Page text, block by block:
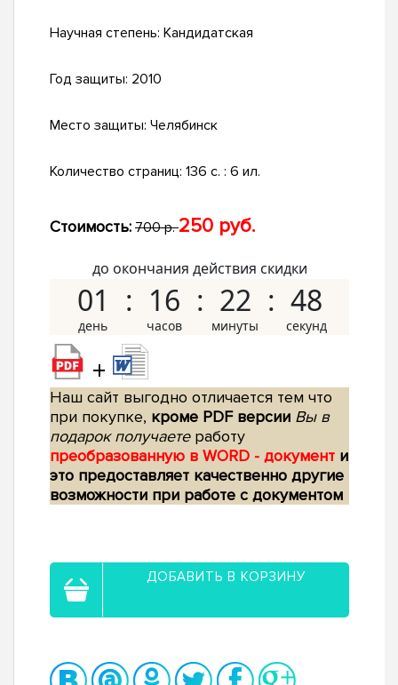
Научная степень: Кандидатская
Год защиты: 2010
Место защиты: Челябинск
Количество страниц: 136 с. : 6 ил.
Стоимость: 700 р.250 руб.
до окончания действия скидки
01 16 22 47
+
Наш сайт выгодно отличается тем что
при покупке, кроме PDF версии Вы в
подарок получаетеработу
преобразованную в WORD - документ и
это предоставляет качественно другие
возможности при работе с документом
ДОБАВИТЬ В КОРЗИНУ